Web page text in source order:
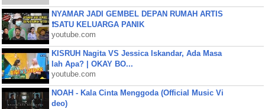
NYAMAR JADI GEMBEL DEPAN RUMAH ARTIS
❗SATU KELUARGA PANIK
youtube.com
KISRUH Nagita VS Jessica Iskandar, Ada Masa
lah Apa? | OKAY BO...
youtube.com
NOAH - Kala Cinta Menggoda (Official Music Vi
deo)